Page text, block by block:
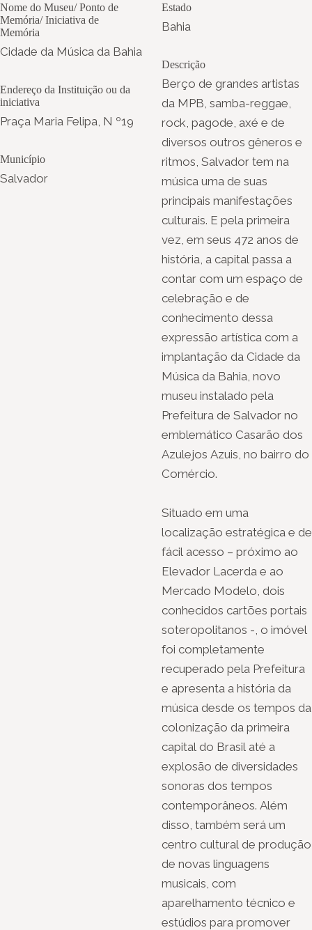
Nome do Museu/ Ponto de
Memória/ Iniciativa de
Memória
Cidade da Música da Bahia
Endereço da Instituição ou da
iniciativa
Praça Maria Felipa, N º19
Município
Salvador
Estado
Bahia
Descrição
Berço de grandes artistas
da MPB, samba-reggae,
rock, pagode, axé e de
diversos outros gêneros e
ritmos, Salvador tem na
música uma de suas
principais manifestações
culturais. E pela primeira
vez, em seus 472 anos de
história, a capital passa a
contar com um espaço de
celebração e de
conhecimento dessa
expressão artística com a
implantação da Cidade da
Música da Bahia, novo
museu instalado pela
Prefeitura de Salvador no
emblemático Casarão dos
Azulejos Azuis, no bairro do
Comércio.
Situado em uma
localização estratégica e de
fácil acesso – próximo ao
Elevador Lacerda e ao
Mercado Modelo, dois
conhecidos cartões portais
soteropolitanos -, o imóvel
foi completamente
recuperado pela Prefeitura
e apresenta a história da
música desde os tempos da
colonização da primeira
capital do Brasil até a
explosão de diversidades
sonoras dos tempos
contemporâneos. Além
disso, também será um
centro cultural de produção
de novas linguagens
musicais, com
aparelhamento técnico e
estúdios para promover